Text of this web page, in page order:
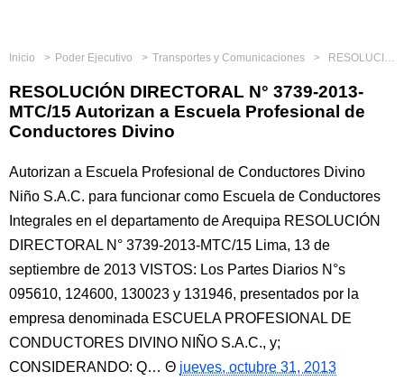
Inicio Poder Ejecutivo Transportes y Comunicaciones RESOLUCIÓN DIRECTORAL N° 3739-2013-MTC/15 Autorizan a Escuela Profesional de Conductores Divino
RESOLUCIÓN DIRECTORAL N° 3739-2013-
MTC/15 Autorizan a Escuela Profesional de
Conductores Divino
Autorizan a Escuela Profesional de Conductores Divino
Niño S.A.C. para funcionar como Escuela de Conductores
Integrales en el departamento de Arequipa RESOLUCIÓN
DIRECTORAL N° 3739-2013-MTC/15 Lima, 13 de
septiembre de 2013 VISTOS: Los Partes Diarios N°s
095610, 124600, 130023 y 131946, presentados por la
empresa denominada ESCUELA PROFESIONAL DE
CONDUCTORES DIVINO NIÑO S.A.C., y;
CONSIDERANDO: Q…
jueves, octubre 31, 2013